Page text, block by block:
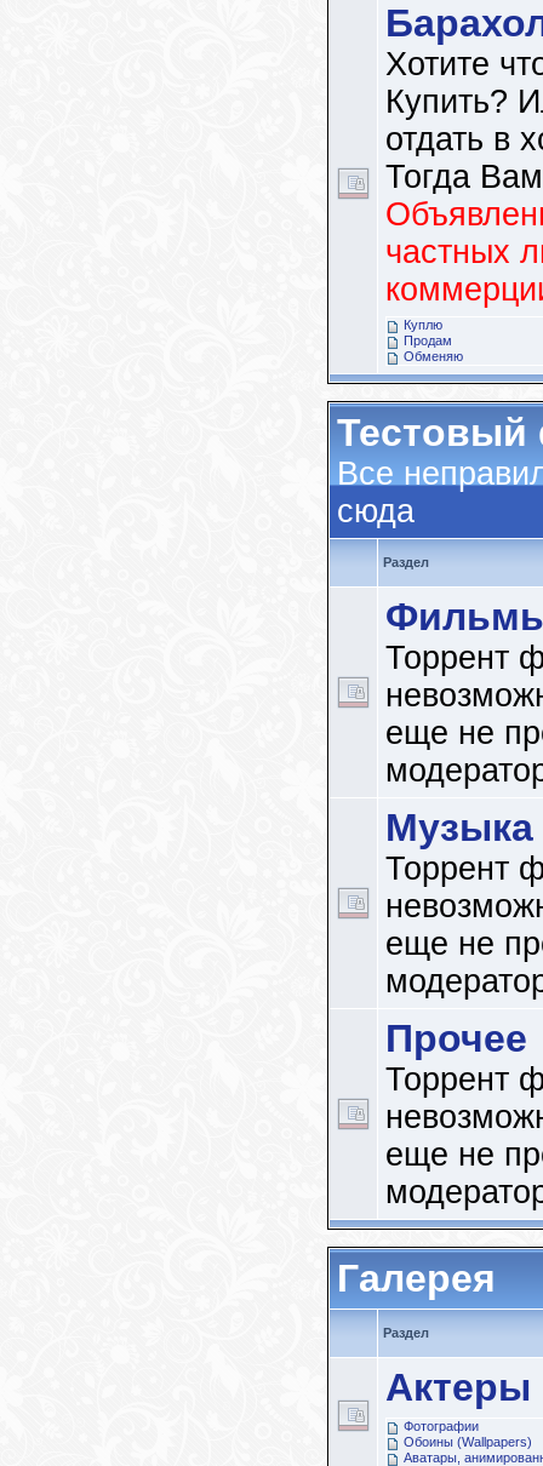
Хотите
Купить?
отдать в
Тогда
частных
Куплю
Продам
Обменяю
Все
сюда
Раздел
Торрент
еще не
Музыка
Торрент
еще не
Прочее
Торрент
еще не
Галерея
Раздел
Актеры
Фотографии
Обоины (Wallpapers)
Аватары,